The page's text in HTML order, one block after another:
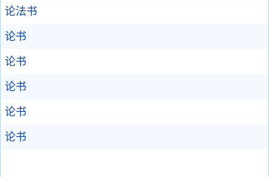
论法书
论书
论书
论书
论书
论书